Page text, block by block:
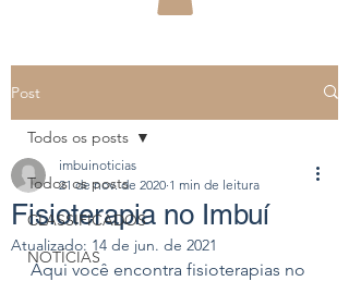
Post
Todos os posts
CLASSIFICADOS
NOTÍCIAS
Todos os posts
Fisioterapia no Imbuí
imbuinoticias
21 de nov. de 2020 1 min de leitura
Atualizado: 14 de jun. de 2021
Aqui você encontra fisioterapias no